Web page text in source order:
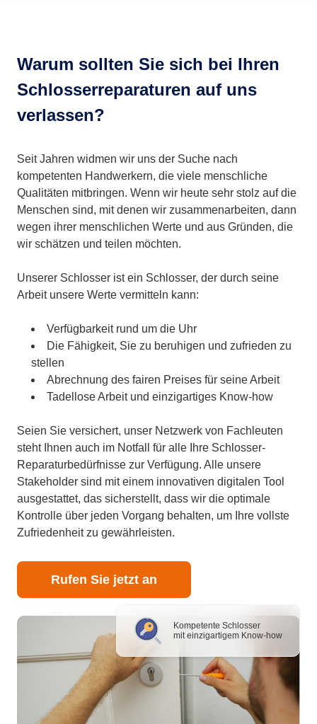
Kompetente Schlosser
mit einzigartigem Know-how
Warum sollten Sie sich bei Ihren
Schlosserreparaturen auf uns
verlassen?
Seit Jahren widmen wir uns der Suche nach
kompetenten Handwerkern, die viele menschliche
Qualitäten mitbringen. Wenn wir heute sehr stolz auf die
Menschen sind, mit denen wir zusammenarbeiten, dann
wegen ihrer menschlichen Werte und aus Gründen, die
wir schätzen und teilen möchten.
Unserer Schlosser ist ein Schlosser, der durch seine
Arbeit unsere Werte vermitteln kann:
Verfügbarkeit rund um die Uhr
Die Fähigkeit, Sie zu beruhigen und zufrieden zu
stellen
Abrechnung des fairen Preises für seine Arbeit
Tadellose Arbeit und einzigartiges Know-how
Seien Sie versichert, unser Netzwerk von Fachleuten
steht Ihnen auch im Notfall für alle Ihre Schlosser-
Reparaturbedürfnisse zur Verfügung. Alle unsere
Stakeholder sind mit einem innovativen digitalen Tool
ausgestattet, das sicherstellt, dass wir die optimale
Kontrolle über jeden Vorgang behalten, um Ihre vollste
Zufriedenheit zu gewährleisten.
Rufen Sie jetzt an